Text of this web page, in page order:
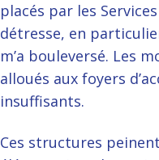
placés par les
détresse, en
m’a bouleversé. Les
alloués aux foyers
insuffisants.
Ces structures